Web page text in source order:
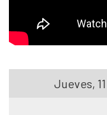
Jueves,